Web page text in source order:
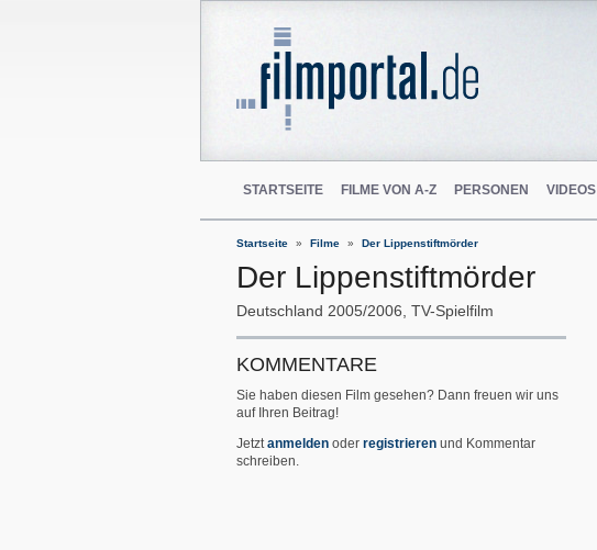
STARTSEITE FILME VON A-Z PERSONEN VIDEOS
Startseite Filme Der Lippenstiftmörder
Der Lippenstiftmörder
Deutschland 2005/2006 TV-Spielfilm
KOMMENTARE
Sie haben diesen Film gesehen? Dann freuen wir uns
auf Ihren Beitrag!
Jetzt anmelden oder registrieren und Kommentar
schreiben.